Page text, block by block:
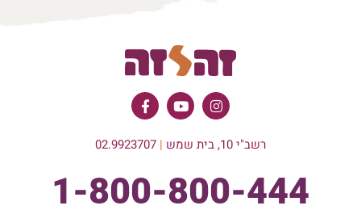
רשב"י 10, בית שמש |
1-800-800-444